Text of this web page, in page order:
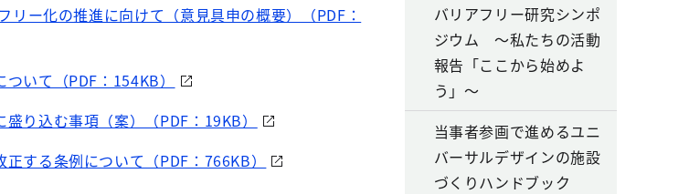
ー化の推進に向けて（意見具申の概要）（PDF：
いて（PDF：154KB）
り込む事項（案）（PDF：19KB）
する条例について（PDF：766KB）
バリアフリー研究シンポ
ジウム ～私たちの活動
報告「ここから始めよ
う」～
当事者参画で進めるユニ
バーサルデザインの施設
づくりハンドブック